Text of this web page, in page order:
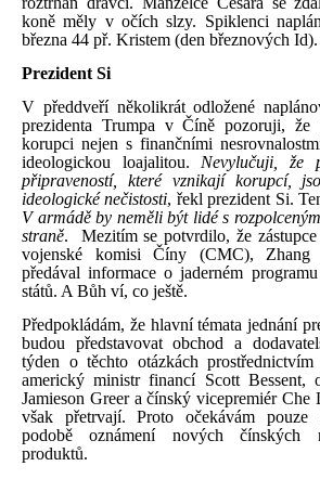
koně měly v očích slzy. Spiklenci
března 44 př. Kristem (den březnových Id).
Prezident Si
V předdveří několikrát odložené
prezidenta Trumpa v Číně pozoruji, že
korupci nejen s finančními
ideologickou loajalitou. Nevylučuji, že
připraveností, které vznikají korupcí,
ideologické nečistosti, řekl prezident Si.
V armádě by neměli být lidé s
straně.
Mezitím se potvrdilo, že
vojenské komisi Číny (CMC),
předával informace o jaderném
států. A Bůh ví, co ještě.
Předpokládám, že hlavní témata jednání
budou představovat obchod a
týden o těchto otázkách
americký ministr financí Scott Bessent,
Jamieson Greer a čínský vicepremiér Che
však přetrvají. Proto očekávám pouze
podobě oznámení nových čínských
produktů.